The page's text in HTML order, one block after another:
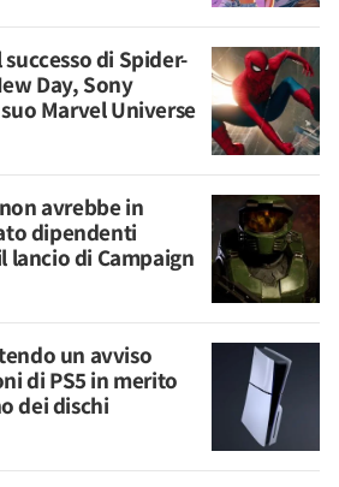
di Spider-
Day, Sony
Marvel Universe
avrebbe in
dipendenti
lancio di Campaign
un avviso
di PS5 in merito
dei dischi